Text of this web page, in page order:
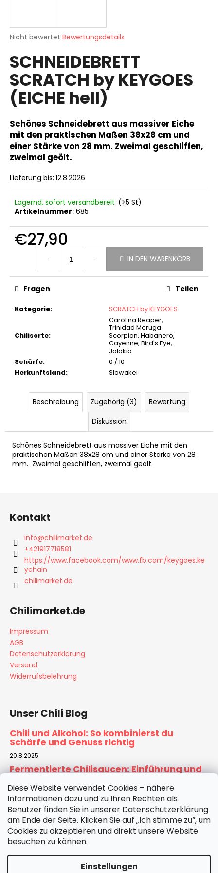
Diese Website verwendet Cookies – nähere
Informationen dazu und zu Ihren Rechten als
Benutzer finden Sie in unserer Datenschutzerklärung
am Ende der Seite. Klicken Sie auf „Ich stimme zu“, um
Cookies zu akzeptieren und direkt unsere Website
besuchen zu können.
Einstellungen
Die
Produktbewertung
ist
0,0
von
5
Sternen.
Nicht bewertet Bewertungsdetails
SCHNEIDEBRETT
SCRATCH by KEYGOES
(EICHE hell)
Schönes Schneidebrett aus massiver Eiche
mit den praktischen Maßen 38x28 cm und
einer Stärke von 28 mm. Zweimal geschliffen,
zweimal geölt.
Lieferung bis: 12.8.2026
Lagernd, sofort versandbereit (>5 St)
Artikelnummer: 685
€27,90
Verkaufspreis:
IN DEN WARENKORB
Kategorie: SCRATCH by KEYGOES
Chilisorte:
Carolina Reaper,
Trinidad Moruga
Scorpion, Habanero,
Cayenne, Bird's Eye,
Jolokia
Schärfe:
0 / 10
Herkunftsland: Slowakei
Fragen Teilen
Beschreibung Zugehörig (3)
Bewertung
Diskussion
Schönes Schneidebrett aus massiver Eiche mit den
praktischen Maßen 38x28 cm und einer Stärke von 28
mm. Zweimal geschliffen, zweimal geölt.
SUCHEN
W
i
r
e
m
p
f
e
l
e
n
SILBERNER
KEYGOES:CHILI
EDELSTAHL
SCHLÜSSELANHÄNGER
€18,90
F
Kontakt
info@chilimarket.de
+421917718581
https://www.facebook.com/www.fb.com/keygoes.ke
ychain
chilimarket.de
Chilimarket.de
Impressum
AGB
Datenschutzerklärung
Versand
Widerrufsbelehrung
Unser Chili Blog
Chili und Alkohol: So kombinierst du
Schärfe und Genuss richtig
20.8.2025
Fermentierte Chilisaucen: Einführung und
6.8.2025
Tomatensauce selber machen:
Hausgemachte Basis für Pizza & Pasta
30.7.2025